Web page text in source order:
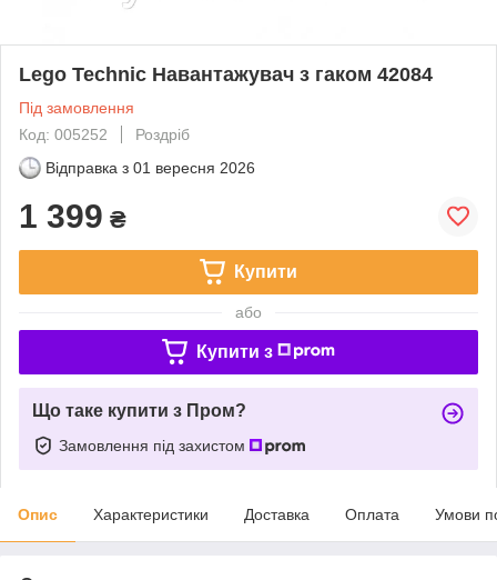
Lego Technic Навантажувач з гаком 42084
Під замовлення
Код: 005252
Роздріб
Відправка з 01 вересня 2026
1 399 ₴
Купити
або
Купити з
Що таке купити з Пром?
Замовлення під захистом
Опис Характеристики Доставка Оплата Умови